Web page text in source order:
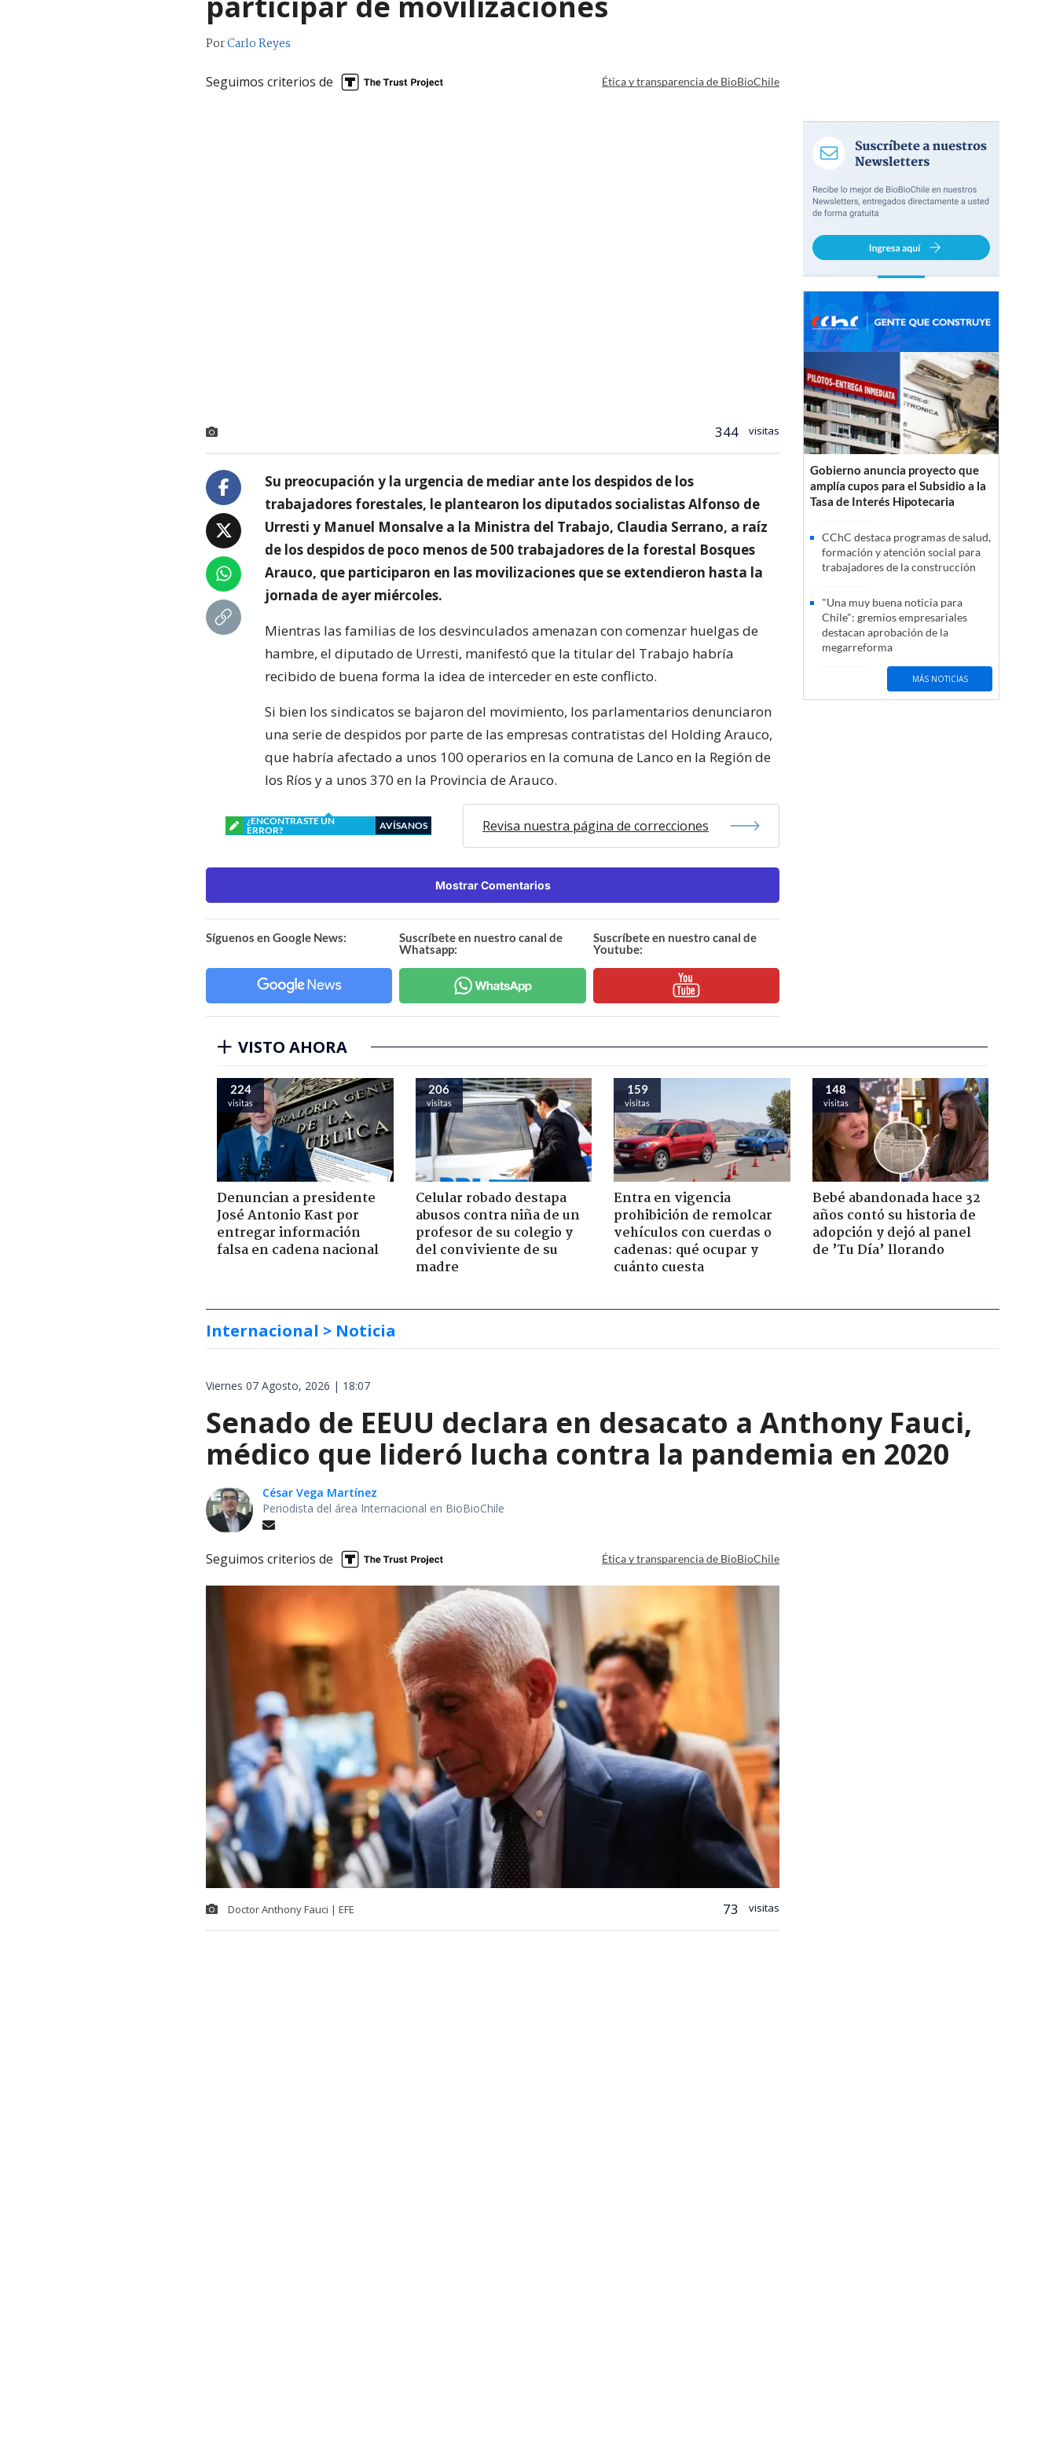
PorCarlo Reyes
Seguimos criterios de Ética y transparencia de BioBioChile
344 visitas
Su preocupación y la urgencia de mediar ante los despidos de los
trabajadores forestales, le plantearon los diputados socialistas Alfonso de
Urresti y Manuel Monsalve a la Ministra del Trabajo, Claudia Serrano, a raíz
de los despidos de poco menos de 500 trabajadores de la forestal Bosques
Arauco, que participaron en las movilizaciones que se extendieron hasta la
jornada de ayer miércoles.
Mientras las familias de los desvinculados amenazan con comenzar huelgas de
hambre, el diputado de Urresti, manifestó que la titular del Trabajo habría
recibido de buena forma la idea de interceder en este conflicto.
Si bien los sindicatos se bajaron del movimiento, los parlamentarios denunciaron
una serie de despidos por parte de las empresas contratistas del Holding Arauco,
que habría afectado a unos 100 operarios en la comuna de Lanco en la Región de
los Ríos y a unos 370 en la Provincia de Arauco.
¿ENCONTRASTE UN
ERROR?
AVÍSANOS Revisa nuestra página de correcciones
Mostrar Comentarios
Síguenos en Google News:
Suscríbete en nuestro canal de
Whatsapp:
Suscríbete en nuestro canal de
Youtube:
Gobierno anuncia proyecto que
amplía cupos para el Subsidio a la
Tasa de Interés Hipotecaria
CChC destaca programas de salud,
formación y atención social para
trabajadores de la construcción
"Una muy buena noticia para
Chile": gremios empresariales
destacan aprobación de la
megarreforma
MÁS NOTICIAS
VISTO AHORA
224
visitas
Denuncian a presidente
José Antonio Kast por
entregar información
falsa en cadena nacional
206
visitas
Celular robado destapa
abusos contra niña de un
profesor de su colegio y
del conviviente de su
madre
159
visitas
Entra en vigencia
prohibición de remolcar
vehículos con cuerdas o
cadenas: qué ocupar y
cuánto cuesta
148
visitas
Bebé abandonada hace 32
años contó su historia de
adopción y dejó al panel
de ’Tu Día’ llorando
Internacional > Noticia
Viernes 07 Agosto, 2026 | 18:07
Senado de EEUU declara en desacato a Anthony Fauci,
médico que lideró lucha contra la pandemia en 2020
César Vega Martínez
Periodista del área Internacional en BioBioChile
Seguimos criterios de Ética y transparencia de BioBioChile
Doctor Anthony Fauci | EFE 73 visitas